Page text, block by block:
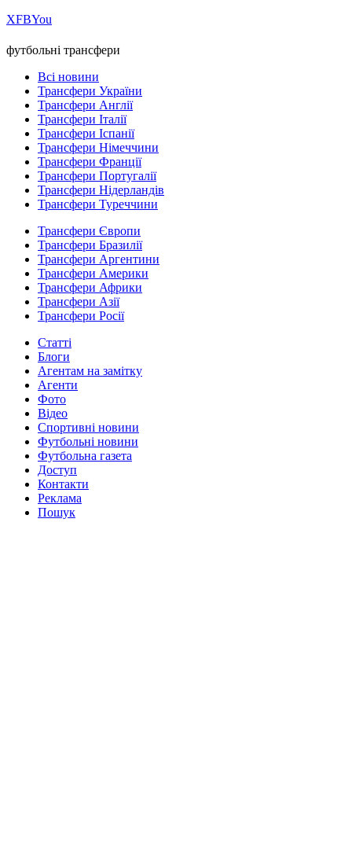
ХFBYou
футбольні трансфери
Всі новини
Трансфери України
Трансфери Англії
Трансфери Італії
Трансфери Іспанії
Трансфери Німеччини
Трансфери Франції
Трансфери Португалії
Трансфери Нідерландів
Трансфери Туреччини
Трансфери Європи
Трансфери Бразилії
Трансфери Аргентини
Трансфери Америки
Трансфери Африки
Трансфери Азії
Трансфери Росії
Статті
Блоги
Агентам на замітку
Агенти
Фото
Відео
Спортивні новини
Футбольні новини
Футбольна газета
Доступ
Контакти
Реклама
Пошук